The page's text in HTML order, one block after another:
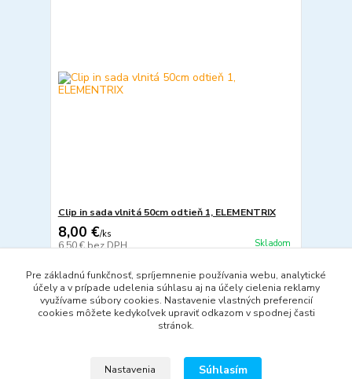
Clip in sada vlnitá 50cm odtieň 1, ELEMENTRIX
8,00 €/ks
6,50 €bez DPH Skladom
Pridať do košíka
strana z 1
Pre základnú funkčnosť, spríjemnenie používania webu, analytické
účely a v prípade udelenia súhlasu aj na účely cielenia reklamy
využívame súbory cookies. Nastavenie vlastných preferencií
cookies môžete kedykoľvek upraviť odkazom v spodnej časti
stránok.
Nastavenia Súhlasím